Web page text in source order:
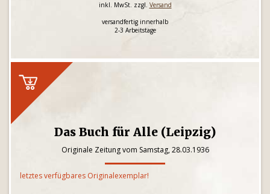
inkl. MwSt. zzgl. Versand
versandfertig innerhalb
2-3 Arbeitstage
Das Buch für Alle (Leipzig)
Originale Zeitung vom Samstag, 28.03.1936
letztes verfügbares Originalexemplar!